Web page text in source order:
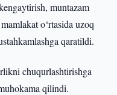
muntazam
o‘rtasida uzoq
qaratildi.
chuqurlashtirishga
qilindi.